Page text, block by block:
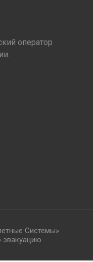
оператор
Системы»
эвакуацию